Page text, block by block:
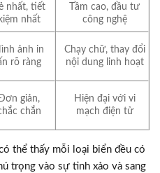
nhất, tiết
kiệm nhất
Tầm cao, đầu tư
công nghệ
ảnh in
rõ ràng
Chạy chữ, thay đổi
nội dung linh hoạt
giản,
chắn
Hiện đại với vi
mạch điện tử
thể thấy mỗi loại biển đều có
trọng vào sự tinh xảo và sang